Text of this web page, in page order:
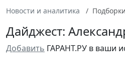
Новости и аналитика
Дайджест:
Добавить ГАРАНТ.РУ в ваши